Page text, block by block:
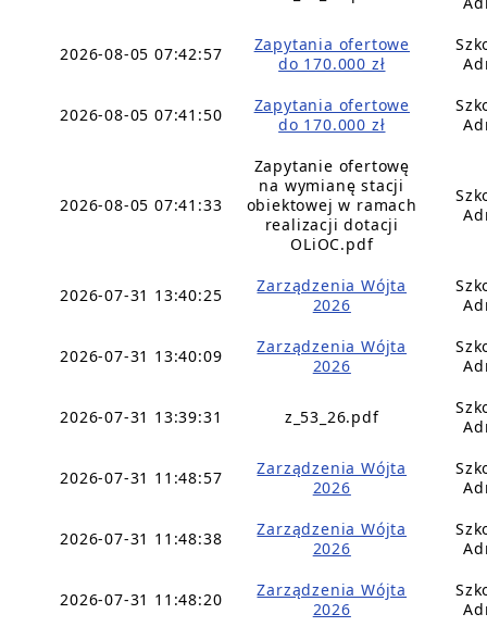
2026-08-05 07:42:57
Zapytania ofertowe
do 170.000 zł
2026-08-05 07:41:50
Zapytania ofertowe
do 170.000 zł
2026-08-05 07:41:33
Zapytanie ofertowę
na wymianę stacji
obiektowej w ramach
realizacji dotacji
OLiOC.pdf
2026-07-31 13:40:25
Zarządzenia Wójta
2026
2026-07-31 13:40:09
Zarządzenia Wójta
2026
2026-07-31 13:39:31 z_53_26.pdf
2026-07-31 11:48:57
Zarządzenia Wójta
2026
2026-07-31 11:48:38
Zarządzenia Wójta
2026
2026-07-31 11:48:20
Zarządzenia Wójta
2026